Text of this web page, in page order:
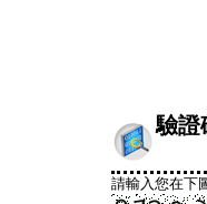
驗證
請輸入您在下